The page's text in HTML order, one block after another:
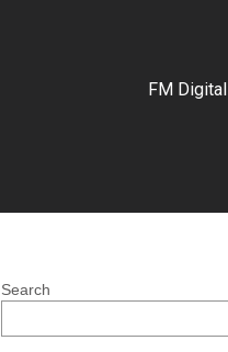
FM Digital
Search